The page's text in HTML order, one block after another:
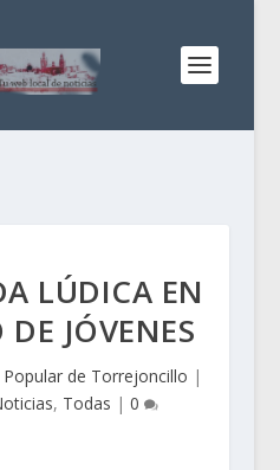
LÚDICA EN
JÓVENES
de Torrejoncillo |
, Todas | 0